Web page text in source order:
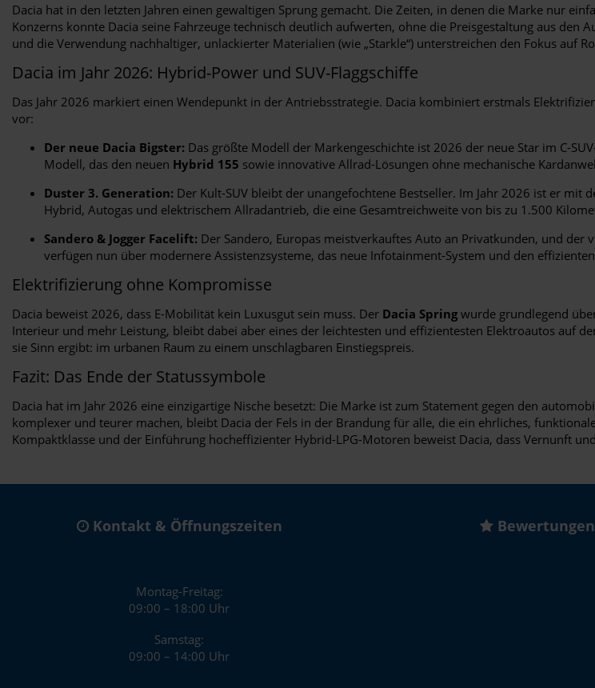
Dacia hat in den letzten Jahren einen gewaltigen Sprung gemacht. Die Zeiten, in denen die Marke nur
Konzerns konnte Dacia seine Fahrzeuge technisch deutlich aufwerten, ohne die Preisgestaltung aus den
und die Verwendung nachhaltiger, unlackierter Materialien (wie „Starkle“) unterstreichen den Fokus auf
Dacia im Jahr 2026: Hybrid-Power und SUV-Flaggschiffe
Das Jahr 2026 markiert einen Wendepunkt in der Antriebsstrategie. Dacia kombiniert erstmals
vor:
Der neue Dacia Bigster: Das größte Modell der Markengeschichte ist 2026 der neue Star im C-
Modell, das den neuen Hybrid 155 sowie innovative Allrad-Lösungen ohne mechanische
Duster 3. Generation: Der Kult-SUV bleibt der unangefochtene Bestseller. Im Jahr 2026 ist er mit
Hybrid, Autogas und elektrischem Allradantrieb, die eine Gesamtreichweite von bis zu 1.500
Sandero & Jogger Facelift: Der Sandero, Europas meistverkauftes Auto an Privatkunden, und der
verfügen nun über modernere Assistenzsysteme, das neue Infotainment-System und den
Elektrifizierung ohne Kompromisse
Dacia beweist 2026, dass E-Mobilität kein Luxusgut sein muss. Der Dacia Spring wurde grundlegend
Interieur und mehr Leistung, bleibt dabei aber eines der leichtesten und effizientesten Elektroautos auf
sie Sinn ergibt: im urbanen Raum zu einem unschlagbaren Einstiegspreis.
Fazit: Das Ende der Statussymbole
Dacia hat im Jahr 2026 eine einzigartige Nische besetzt: Die Marke ist zum Statement gegen den
komplexer und teurer machen, bleibt Dacia der Fels in der Brandung für alle, die ein ehrliches,
Kompaktklasse und der Einführung hocheffizienter Hybrid-LPG-Motoren beweist Dacia, dass Vernunft
Kontakt & Öffnungszeiten
Montag-Freitag:
09:00 – 18:00 Uhr
Samstag:
09:00 – 14:00 Uhr
Bewertungen